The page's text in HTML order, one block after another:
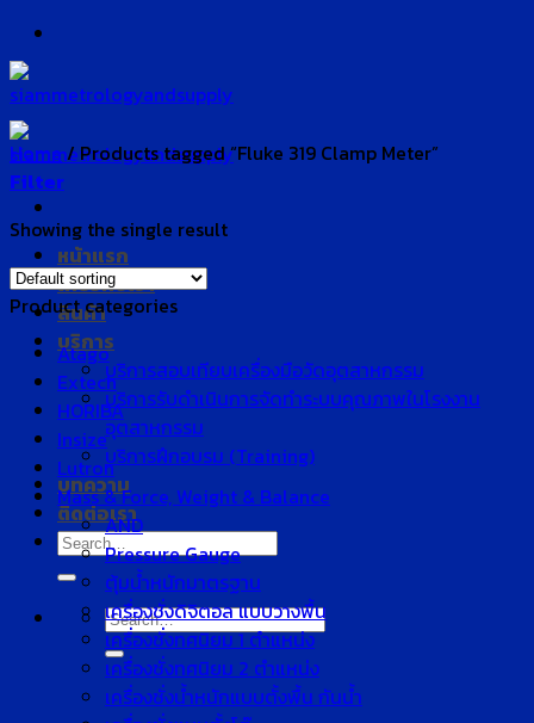
Skip
to
content
หน้าแรก
เกี่ยวกับเรา
สินค้า
บริการ
บริการสอบเทียบเครื่องมือวัดอุตสาหกรรม
บริการรับดำเนินการจัดทำระบบคุณภาพในโรงงาน
อุตสาหกรรม
บริการฝึกอบรม (Training)
บทความ
ติดต่อเรา
Search
for:
Search
for:
Home /Products tagged “Fluke 319 Clamp Meter”
Filter
Showing the single result
Product categories
Atago
Extech
HORIBA
Insize
Lutron
Mass & Force, Weight & Balance
AND
Pressure Gauge
ตุ้มน้ำหนักมาตรฐาน
เครื่องชั่งดิจิตอล แบบวางพื้น
เครื่องชั่งทศนิยม 1 ตำแหน่ง
เครื่องชั่งทศนิยม 2 ตำแหน่ง
เครื่องชั่งน้ำหนักแบบตั้งพื้น กันน้ำ